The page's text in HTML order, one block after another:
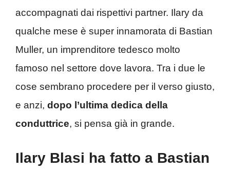
accompagnati dai rispettivi partner. Ilary da
qualche mese è super innamorata di Bastian
Muller, un imprenditore tedesco molto
famoso nel settore dove lavora. Tra i due le
cose sembrano procedere per il verso giusto,
e anzi, dopo l’ultima dedica della
conduttrice, si pensa già in grande.
Ilary Blasi ha fatto a Bastian